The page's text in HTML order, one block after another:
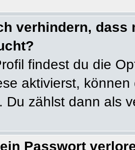
verhindern, dass
findest du die
aktivierst,
Du zählst dann als
Passwort